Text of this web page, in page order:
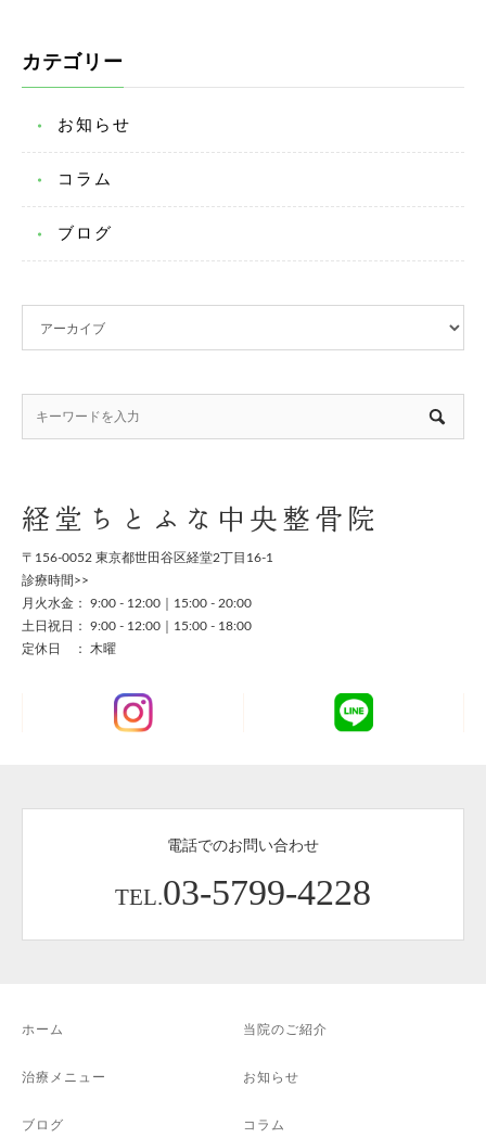
カテゴリー
お知らせ
コラム
ブログ
経堂ちとふな中央整骨院
〒156-0052 東京都世田谷区経堂2丁目16-1
診療時間>>
月火水金： 9:00 - 12:00｜15:00 - 20:00
土日祝日： 9:00 - 12:00｜15:00 - 18:00
定休日 ： 木曜
電話でのお問い合わせ
TEL.03-5799-4228
ホーム 当院のご紹介
治療メニュー お知らせ
ブログ コラム